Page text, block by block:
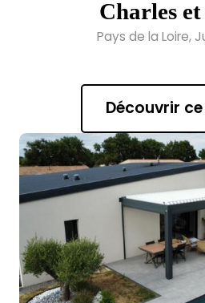
Charles
Pays de la Loire,
Découvrir